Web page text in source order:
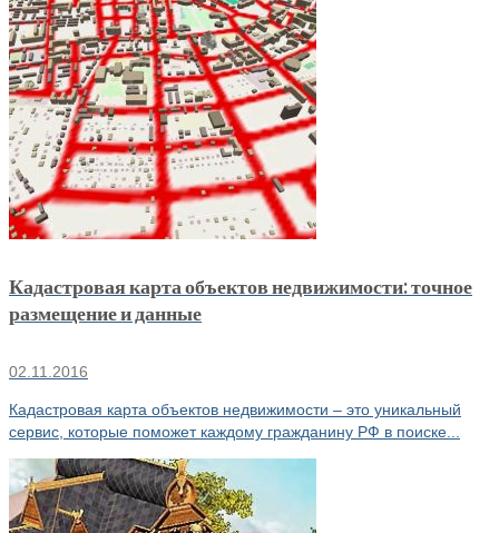
Кадастровая карта объектов недвижимости: точное
размещение и данные
02.11.2016
Кадастровая карта объектов недвижимости – это уникальный
сервис, которые поможет каждому гражданину РФ в поиске...